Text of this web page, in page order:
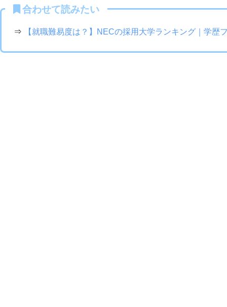
合わせて読みたい
⇒ 【就職難易度は？】NECの採用大学ランキング｜学